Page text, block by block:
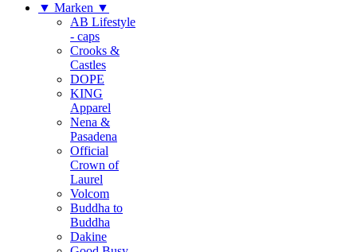
▼ Marken ▼
AB Lifestyle
- caps
Crooks &
Castles
DOPE
KING
Apparel
Nena &
Pasadena
Official
Crown of
Laurel
Volcom
Buddha to
Buddha
Dakine